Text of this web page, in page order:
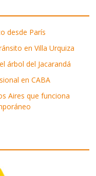
desde París
en Villa Urquiza
árbol del Jacarandá
en CABA
Aires que funciona